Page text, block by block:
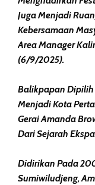
Juga Menjadi
Kebersamaan
Area Manager
(6/9/2025).
Balikpapan Dipilih
Menjadi Kota
Gerai Amanda
Dari Sejarah
Didirikan Pada
Sumiwiludjeng,